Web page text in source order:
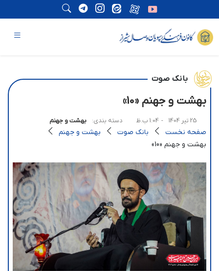
بانک صوت
بهشت و جهنم «10»
25 تیر 1404 - 1:04 ب.ظ دسته بندی: بهشت و جهنم
صفحه نخست بانک صوت
بهشت و جهنم
بهشت و جهنم «10»